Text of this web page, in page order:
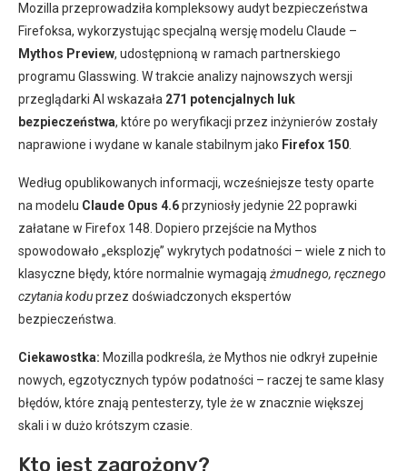
Mozilla przeprowadziła kompleksowy audyt bezpieczeństwa
Firefoksa, wykorzystując specjalną wersję modelu Claude –
Mythos Preview, udostępnioną w ramach partnerskiego
programu Glasswing. W trakcie analizy najnowszych wersji
przeglądarki AI wskazała 271 potencjalnych luk
bezpieczeństwa, które po weryfikacji przez inżynierów zostały
naprawione i wydane w kanale stabilnym jako Firefox 150
Według opublikowanych informacji, wcześniejsze testy oparte
na modelu Claude Opus 4.6przyniosły jedynie 22 poprawki
załatane w Firefox 148. Dopiero przejście na Mythos
spowodowało „eksplozję” wykrytych podatności – wiele z nich to
klasyczne błędy, które normalnie wymagają żmudnego, ręcznego
czytania koduprzez doświadczonych ekspertów
bezpieczeństwa.
Ciekawostka: Mozilla podkreśla, że Mythos nie odkrył zupełnie
nowych, egzotycznych typów podatności – raczej te same klasy
błędów, które znają pentesterzy, tyle że w znacznie większej
skali i w dużo krótszym czasie.
Kto jest zagrożony?